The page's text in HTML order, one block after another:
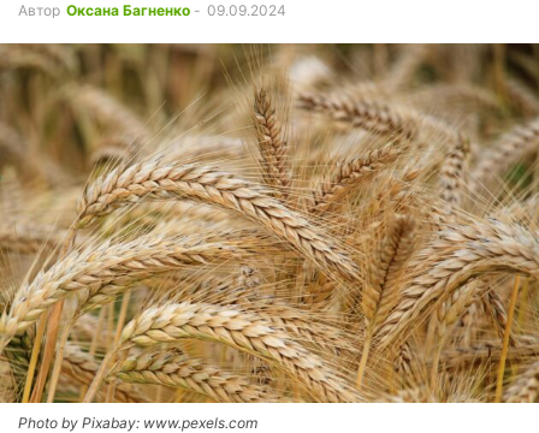
Автор Оксана Багненко - 09.09.2024
Photo by Pixabay: www.pexels.com